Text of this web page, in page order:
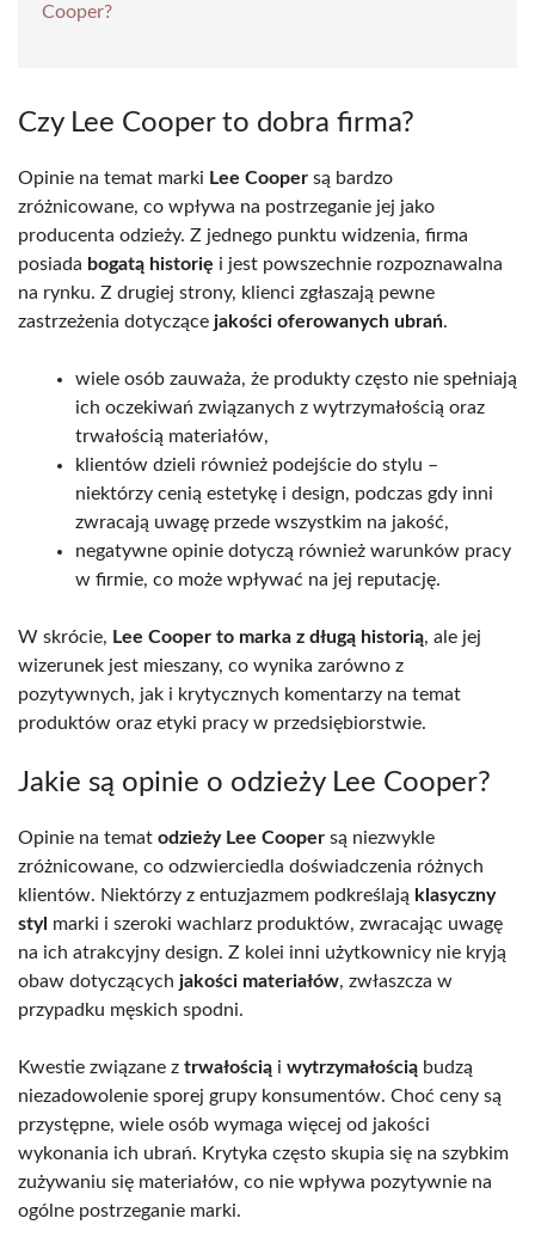
Cooper?
Czy Lee Cooper to dobra firma?
Opinie na temat marki Lee Cooper są bardzo
zróżnicowane, co wpływa na postrzeganie jej jako
producenta odzieży. Z jednego punktu widzenia, firma
posiada bogatą historię i jest powszechnie rozpoznawalna
na rynku. Z drugiej strony, klienci zgłaszają pewne
zastrzeżenia dotyczące jakości oferowanych ubrań.
wiele osób zauważa, że produkty często nie spełniają
ich oczekiwań związanych z wytrzymałością oraz
trwałością materiałów,
klientów dzieli również podejście do stylu –
niektórzy cenią estetykę i design, podczas gdy inni
zwracają uwagę przede wszystkim na jakość,
negatywne opinie dotyczą również warunków pracy
w firmie, co może wpływać na jej reputację.
W skrócie, Lee Cooper to marka z długą historią, ale jej
wizerunek jest mieszany, co wynika zarówno z
pozytywnych, jak i krytycznych komentarzy na temat
produktów oraz etyki pracy w przedsiębiorstwie.
Jakie są opinie o odzieży Lee Cooper?
Opinie na temat odzieży Lee Cooper są niezwykle
zróżnicowane, co odzwierciedla doświadczenia różnych
klientów. Niektórzy z entuzjazmem podkreślają klasyczny
styl marki i szeroki wachlarz produktów, zwracając uwagę
na ich atrakcyjny design. Z kolei inni użytkownicy nie kryją
obaw dotyczących jakości materiałów, zwłaszcza w
przypadku męskich spodni.
Kwestie związane z trwałością i wytrzymałością budzą
niezadowolenie sporej grupy konsumentów. Choć ceny są
przystępne, wiele osób wymaga więcej od jakości
wykonania ich ubrań. Krytyka często skupia się na szybkim
zużywaniu się materiałów, co nie wpływa pozytywnie na
ogólne postrzeganie marki.